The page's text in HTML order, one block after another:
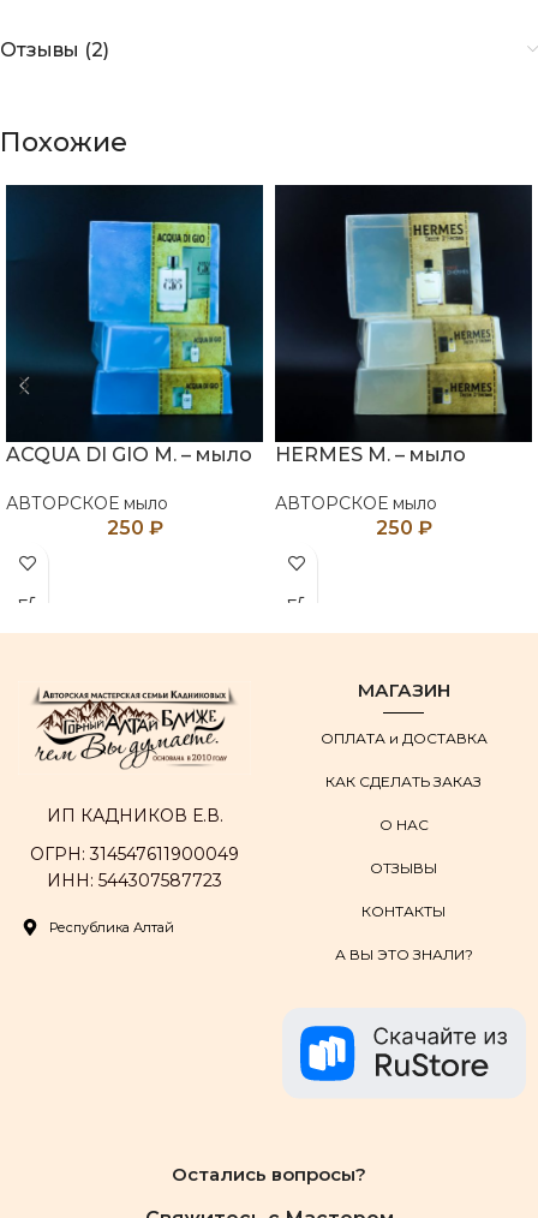
Отзывы (2)
Похожие
ACQUA DI GIO M. – мыло
АВТОРСКОЕ мыло
250 ₽
HERMES M. – мыло
АВТОРСКОЕ мыло
250 ₽
ИП КАДНИКОВ Е.В.
ОГРН: 314547611900049
ИНН: 544307587723
Республика Алтай
МАГАЗИН
ОПЛАТА и ДОСТАВКА
КАК СДЕЛАТЬ ЗАКАЗ
О НАС
ОТЗЫВЫ
КОНТАКТЫ
А ВЫ ЭТО ЗНАЛИ?
Остались вопросы?